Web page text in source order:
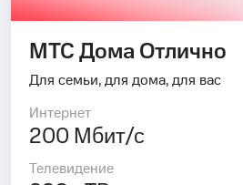
МТС Дома Отлично
Для семьи, для дома, для вас
Интернет
200 Мбит/с
Телевидение